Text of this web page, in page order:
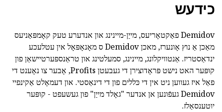
כידעש
Demidov פאַקטאָריעס, מייַן-מיינינג און אנדערע טעק קאָמפּאַניעס
מאַכן אַ נוץ אָונערז, מאכן Demidov ס מאָנאָפּאָל אין עטלעכע
ינדאַסטריז. אַנטוויקלונג, מיינינג, סמעלטינג און טראַנספּערטיישאַן פון
קופּער האט נישט פּראָדוצירן די געבעטן Profits, אָבער צו נאָענט די
פאַל איז געווען ניט אין די כּללים פון די דינאַסטי. און דעמאָלט אַקינפיי
Demidov געפֿונען אן אנדער "גאָלד מייַן" פון געשעפט - קופּער
יוטענסאַלז.